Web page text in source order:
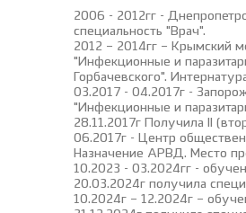
2006 - 2012гг -
специальность "Врач".
2012 – 2014гг – Крымский
"Инфекционные и
Горбачевского".
03.2017 - 04.2017г -
"Инфекционные и
28.11.2017г Получила ІІ
06.2017г - Центр
Назначение АРВД. Место
10.2023 - 03.2024гг -
20.03.2024г получила
10.2024г – 12.2024г –